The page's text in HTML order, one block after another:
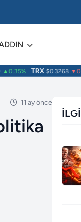
TRX $0.3268
11 ay önce